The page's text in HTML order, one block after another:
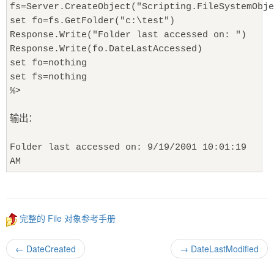
set fo=fs.GetFolder("c:\test")
Response.Write("Folder last accessed on: ")
Response.Write(fo.DateLastAccessed)
set fo=nothing
set fs=nothing
%>
输出：
Folder last accessed on: 9/19/2001 10:01:19
AM
完整的 File 对象参考手册
← DateCreated → DateLastModified